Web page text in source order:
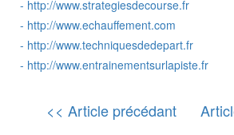
- http://www.strategiesdecourse.fr
- http://www.echauffement.com
- http://www.techniquesdedepart.fr
- http://www.entrainementsurlapiste.fr
<< Article précédant